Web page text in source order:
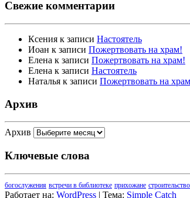
Свежие комментарии
Ксения к записи Настоятель
Иоан к записи Пожертвовать на храм!
Елена к записи Пожертвовать на храм!
Елена к записи Настоятель
Наталья к записи Пожертвовать на
Архив
Архив
Ключевые слова
богослужения встречи в библиотеке прихожане
Работает на: WordPress | Тема: Simple Catch